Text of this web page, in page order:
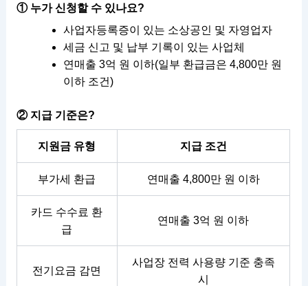
① 누가 신청할 수 있나요?
사업자등록증이 있는 소상공인 및 자영업자
세금 신고 및 납부 기록이 있는 사업체
연매출 3억 원 이하(일부 환급금은 4,800만 원
이하 조건)
② 지급 기준은?
지원금 유형 지급 조건
부가세 환급 연매출 4,800만 원 이하
카드 수수료 환
급
연매출 3억 원 이하
전기요금 감면
사업장 전력 사용량 기준 충족
시